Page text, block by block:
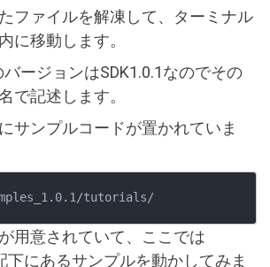
ファイルを解凍して、ターミナル
に移動します。
ージョンはSDK1.0.1なのでその
で記述します。
サンプルコードが置かれていま
tutorials/
用意されていて、ここでは
下にあるサンプルを動かしてみま